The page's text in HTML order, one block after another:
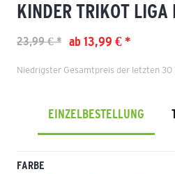
KINDER TRIKOT LIGA
ab 13,99 € *
23,99 € *
Niedrigster Gesamtpreis der letzten 30
EINZELBESTELLUNG
FARBE